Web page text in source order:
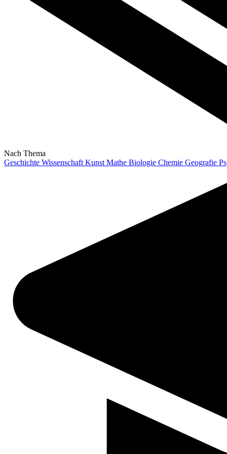
Nach Thema
Geschichte Wissenschaft Kunst Mathe Biologie Chemie Geografie